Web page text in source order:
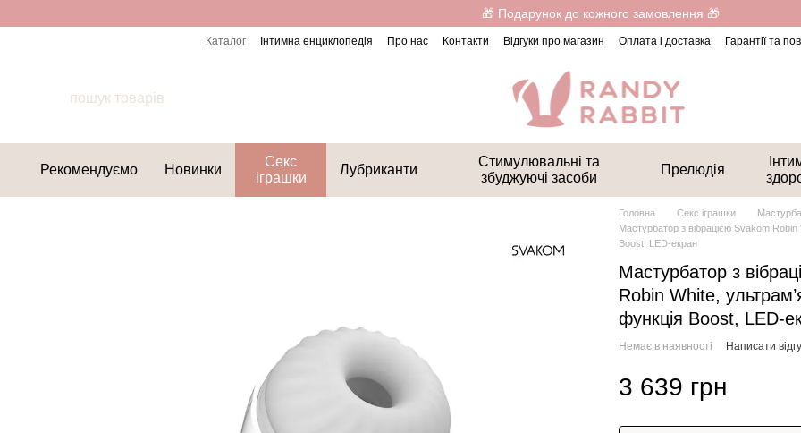
🎁 Подарунок до кожного замовлення 🎁
Каталог Інтимна енциклопедія Про нас Контакти Відгуки про магазин Оплата і доставка Гарантії та
Рекомендуємо Новинки
Секс
іграшки
Лубриканти
Стимулювальні та
збуджуючі засоби
Прелюдія
Головна Секс іграшки
Мастурбатор з вібрацією Svakom Robin
Boost, LED-екран
Мастурбатор з
Robin White,
функція Boost, LED-
Немає в наявності Написати
3 639 грн